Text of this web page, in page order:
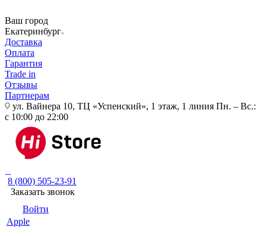
Ваш город
Екатеринбург
Доставка
Оплата
Гарантия
Trade in
Отзывы
Партнерам
ул. Вайнера 10, ТЦ «Успенский», 1 этаж, 1 линия Пн. – Вс.:
с 10:00 до 22:00
8 (800) 505-23-91
Заказать звонок
Войти
Apple